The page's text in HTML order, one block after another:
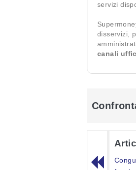
servizi
disservizi,
canali